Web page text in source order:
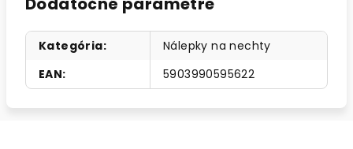
Kategória:
Nálepky na nechty
EAN: 5903990595622